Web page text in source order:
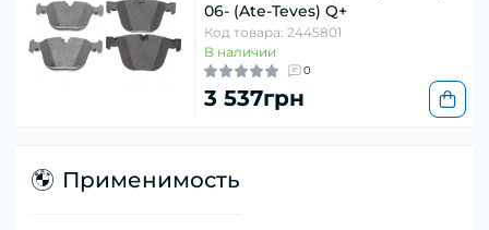
06- (Ate-Teves) Q+
Код товара: 2445801
В наличии
0
3 537грн
Применимость